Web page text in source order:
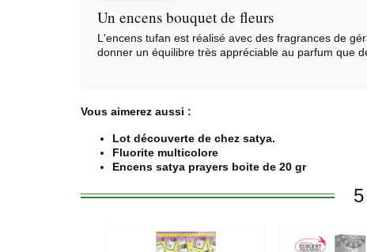
Un encens bouquet de fleurs
L'encens tufan est réalisé avec des fragrances de
donner un équilibre très appréciable au parfum que
Vous aimerez aussi :
Lot découverte de chez satya.
Fluorite multicolore
Encens satya prayers boite de 20 gr